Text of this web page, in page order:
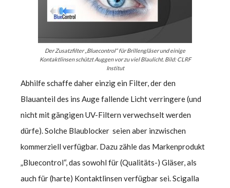
Der Zusatzfilter „Bluecontrol“ für Brillengläser und einige
Kontaktlinsen schützt Auggen vor zu viel Blaulicht. Bild: CLRF
Institut
Abhilfe schaffe daher einzig ein Filter, der den
Blauanteil des ins Auge fallende Licht verringere (und
nicht mit gängigen UV-Filtern verwechselt werden
dürfe). Solche Blaublocker seien aber inzwischen
kommerziell verfügbar. Dazu zähle das Markenprodukt
„Bluecontrol“, das sowohl für (Qualitäts-) Gläser, als
auch für (harte) Kontaktlinsen verfügbar sei. Scigalla